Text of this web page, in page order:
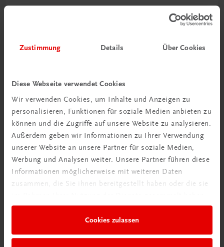
Zustimmung Details Über Cookies
Diese Webseite verwendet Cookies
Wir verwenden Cookies, um Inhalte und Anzeigen zu
personalisieren, Funktionen für soziale Medien anbieten zu
können und die Zugriffe auf unsere Website zu analysieren.
Außerdem geben wir Informationen zu Ihrer Verwendung
unserer Website an unsere Partner für soziale Medien,
Werbung und Analysen weiter. Unsere Partner führen diese
Informationen möglicherweise mit weiteren Daten
zusammen, die Sie ihnen bereitgestellt haben oder die sie
Cookies zulassen
NEUER LEHRPLAN MUSTERBAND
Neuer Lehrplan
Musterbände bestellen